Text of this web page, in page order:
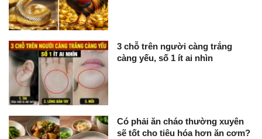
3 chỗ trên người càng trắng
càng yếu, số 1 ít ai nhìn
Có phải ăn cháo thường xuyên
sẽ tốt cho tiêu hóa hơn ăn cơm?